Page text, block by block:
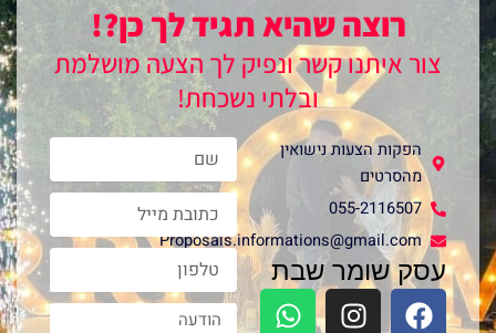
רוצה שהיא תגיד לך כן?!
צור איתנו קשר ונפיק לך הצעה מושלמת
ובלתי נשכחת!
הפקות הצעות נישואין
מהסרטים
055-2116507
Proposals.informations@gmail.com
עסק שומר שבת
F
I
W
Name
Email
phone
Message